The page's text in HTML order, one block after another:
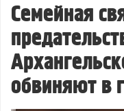
Семейная
обвиняют в